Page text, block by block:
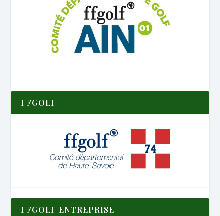
FFGOLF
FFGOLF ENTREPRISE